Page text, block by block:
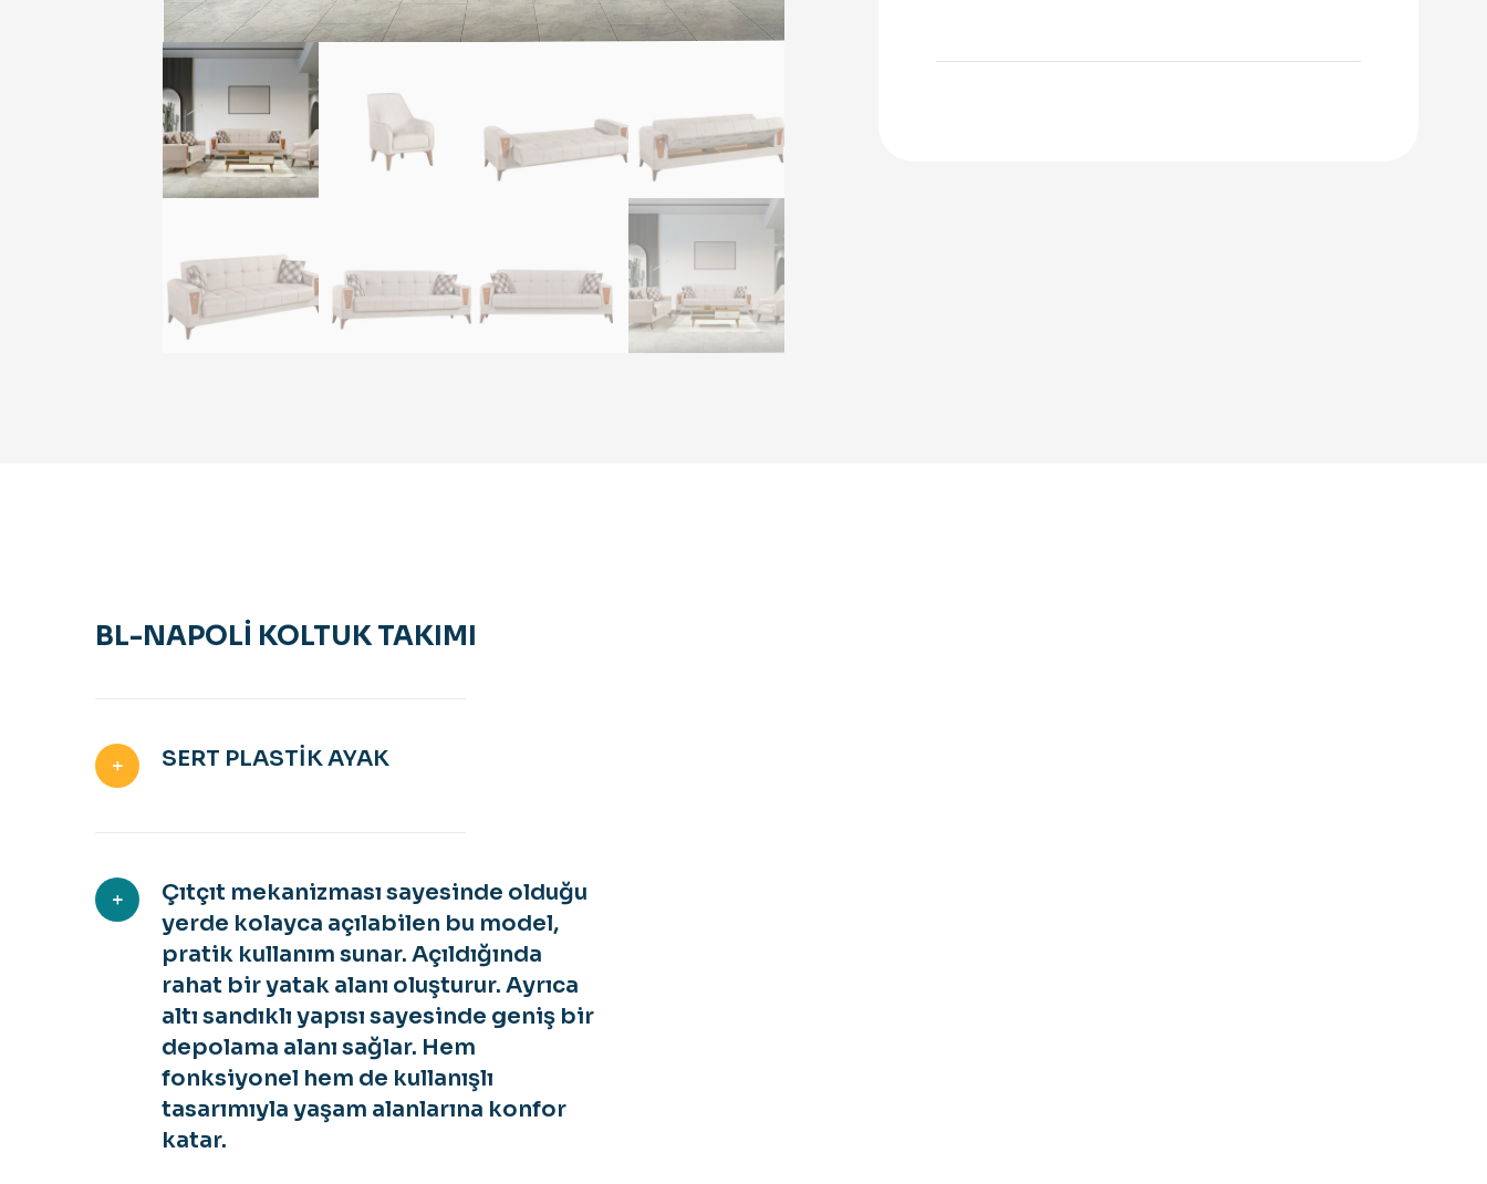
BL-NAPOLİ KOLTUK TAKIMI
SERT PLASTİK AYAK
Çıtçıt mekanizması sayesinde olduğu
yerde kolayca açılabilen bu model,
pratik kullanım sunar. Açıldığında
rahat bir yatak alanı oluşturur. Ayrıca
altı sandıklı yapısı sayesinde geniş bir
depolama alanı sağlar. Hem
fonksiyonel hem de kullanışlı
tasarımıyla yaşam alanlarına konfor
katar.